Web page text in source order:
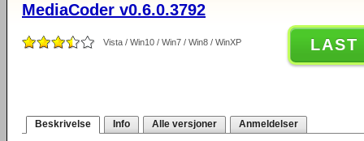
MediaCoder v0.6.0.3792
Vista / Win10 / Win7 / Win8 / WinXP LAST
Beskrivelse Info Alle versjoner Anmeldelser